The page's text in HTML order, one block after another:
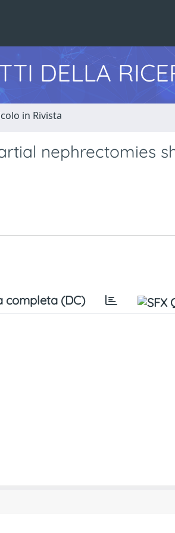
DELLA
in Rivista
nephrectomies
completa (DC)